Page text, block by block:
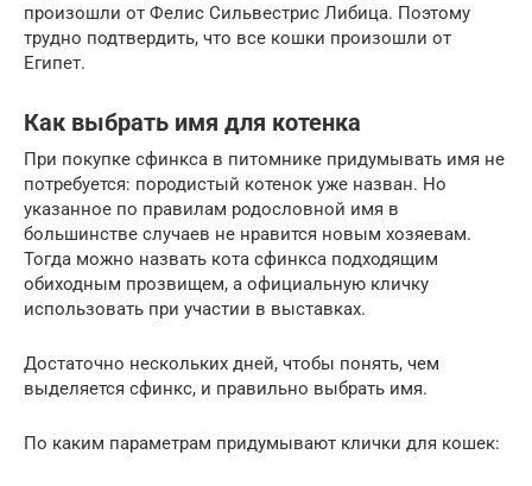
произошли от Фелис Сильвестрис Либица. Поэтому
трудно подтвердить, что все кошки произошли от
Египет.
Как выбрать имя для котенка
При покупке сфинкса в питомнике придумывать имя не
потребуется: породистый котенок уже назван. Но
указанное по правилам родословной имя в
большинстве случаев не нравится новым хозяевам.
Тогда можно назвать кота сфинкса подходящим
обиходным прозвищем, а официальную кличку
использовать при участии в выставках.
Достаточно нескольких дней, чтобы понять, чем
выделяется сфинкс, и правильно выбрать имя.
По каким параметрам придумывают клички для кошек: